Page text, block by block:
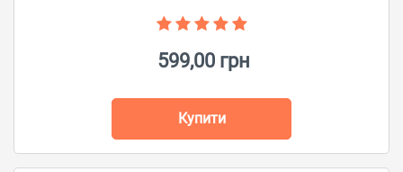
599,00 грн
Купити